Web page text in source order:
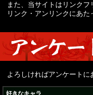
また、当サイトはリンクフ
リンク・アンリンクにあた
よろしければアンケートに
好きなキャラ